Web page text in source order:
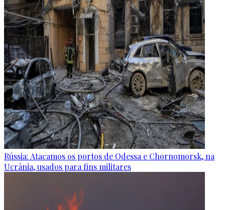
Rússia: Atacamos os portos de Odessa e Chornomorsk, na
Ucrânia, usados para fins militares